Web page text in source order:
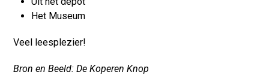
Het Museum
Veel leesplezier!
Bron en Beeld: De Koperen Knop